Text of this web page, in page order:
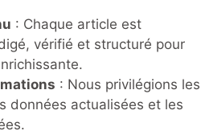
: Chaque article est
vérifié et structuré pour
: Nous privilégions les
données actualisées et les